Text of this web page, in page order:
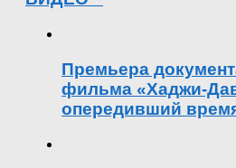
Премьера
фильма «Хаджи-
опередивший